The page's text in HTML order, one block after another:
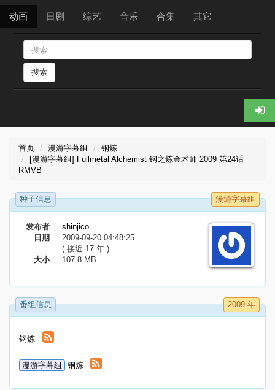
动画 日剧 综艺 音乐 合集 其它
搜索
首页 漫游字幕组
钢炼
[漫游字幕组] Fullmetal Alchemist 钢之炼金术师 2009 第24话
RMVB
种子信息 漫游字幕组
发布者
shinjico
日期
2009-09-20 04:48:25
( 接近 17 年 )
大小
107.8 MB
番组信息 2009 年
钢炼
漫游字幕组 钢炼